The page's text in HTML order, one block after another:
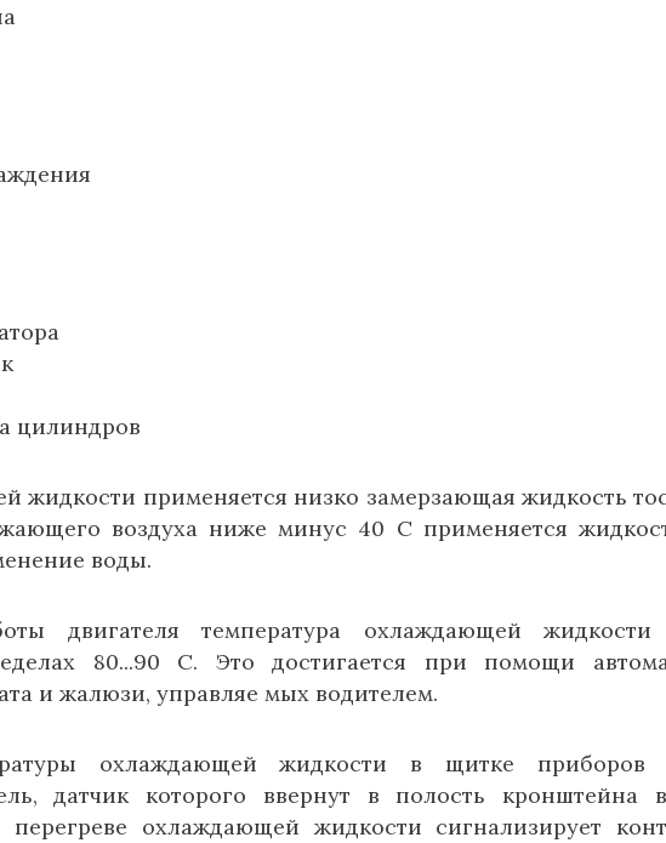
цилиндров
жидкости применяется низко замерзающая жидкость
воздуха ниже минус 40 С применяется
воды.
двигателя температура охлаждающей
80...90 С. Это достигается при помощи
и жалюзи, управляе мых водителем.
охлаждающей жидкости в щитке приборов
датчик которого ввернут в полость кронштейна
охлаждающей жидкости сигнализирует